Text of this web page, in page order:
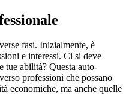
fasi. Inizialmente, è
e interessi. Ci si deve
tue abilità? Questa auto-
professioni che possano
economiche, ma anche quelle